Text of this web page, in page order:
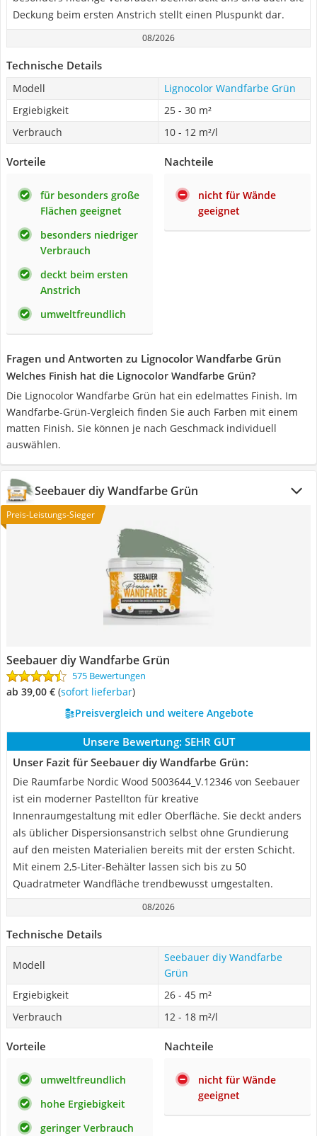
Deckung beim ersten Anstrich stellt einen Pluspunkt dar.
08/2026
Technische Details
Modell
Lignocolor Wandfarbe Grün
Ergiebigkeit
25 - 30 m²
Verbrauch
10 - 12 m²/l
Vorteile
für besonders große
Flächen geeignet
besonders niedriger
Verbrauch
deckt beim ersten
Anstrich
umweltfreundlich
Nachteile
nicht für Wände
geeignet
Fragen und Antworten zu Lignocolor Wandfarbe Grün
Welches Finish hat die Lignocolor Wandfarbe Grün?
Die Lignocolor Wandfarbe Grün hat ein edelmattes Finish. Im
Wandfarbe-Grün-Vergleich finden Sie auch Farben mit einem
matten Finish. Sie können je nach Geschmack individuell
auswählen.
Seebauer diy Wandfarbe Grün
Preis-Leistungs-Sieger
Seebauer diy Wandfarbe Grün
575 Bewertungen
ab 39,00 € ( Sofort lieferbar)
Preisvergleich und weitere Angebote
Unsere Bewertung: SEHR GUT
Unser Fazit für Seebauer diy Wandfarbe Grün:
Die Raumfarbe Nordic Wood ‎5003644_V.12346 von Seebauer
ist ein moderner Pastellton für kreative
Innenraumgestaltung mit edler Oberfläche. Sie deckt anders
als üblicher Dispersionsanstrich selbst ohne Grundierung
auf den meisten Materialien bereits mit der ersten Schicht.
Mit einem 2,5-Liter-Behälter lassen sich bis zu 50
Quadratmeter Wandfläche trendbewusst umgestalten.
08/2026
Technische Details
Modell
Seebauer diy Wandfarbe
Grün
Ergiebigkeit
26 - 45 m²
Verbrauch
12 - 18 m²/l
Vorteile
umweltfreundlich
hohe Ergiebigkeit
geringer Verbrauch
Nachteile
nicht für Wände
geeignet